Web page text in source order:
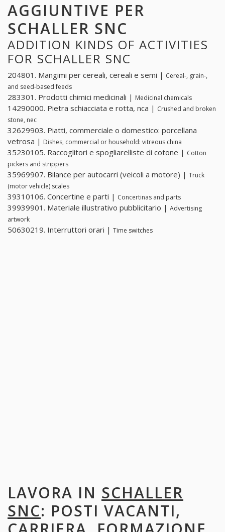
AGGIUNTIVE PER
SCHALLER SNC
ADDITION KINDS OF ACTIVITIES
FOR SCHALLER SNC
204801. Mangimi per cereali, cereali e semi | Cereal-, grain-,
and seed-based feeds
283301. Prodotti chimici medicinali | Medicinal chemicals
14290000. Pietra schiacciata e rotta, nca | Crushed and broken
stone, nec
32629903. Piatti, commerciale o domestico: porcellana
vetrosa | Dishes, commercial or household: vitreous china
35230105. Raccoglitori e spogliarelliste di cotone | Cotton
pickers and strippers
35969907. Bilance per autocarri (veicoli a motore) | Truck
(motor vehicle) scales
39310106. Concertine e parti | Concertinas and parts
39939901. Materiale illustrativo pubblicitario | Advertising
artwork
50630219. Interruttori orari | Time switches
LAVORA IN SCHALLER
SNC: POSTI VACANTI,